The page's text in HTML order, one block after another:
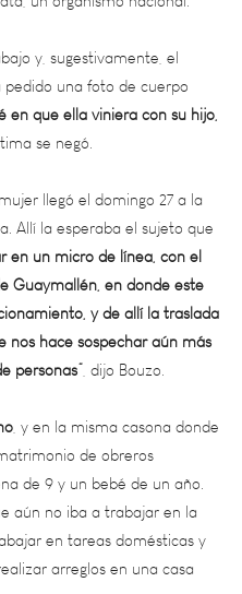
y, sugestivamente, el
una foto de cuerpo
ella viniera con su hijo,
se negó.
el domingo 27 a la
la esperaba el sujeto que
un micro de línea, con el
en donde este
y de allí la traslada
hace sospechar aún más
, dijo Bouzo.
, y en la misma casona donde
de obreros
de 9 y un bebé de un año.
no iba a trabajar en la
en tareas domésticas y
arreglos en una casa